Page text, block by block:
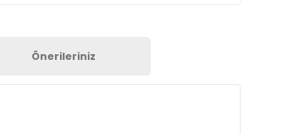
Önerileriniz